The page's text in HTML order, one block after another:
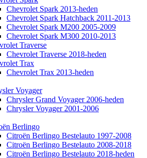
Chevrolet Spark 2013-heden
Chevrolet Spark Hatchback 2011-2013
Chevrolet Spark M200 2005-2009
Chevrolet Spark M300 2010-2013
Traverse
Chevrolet Traverse 2018-heden
Trax
Chevrolet Trax 2013-heden
Voyager
Chrysler Grand Voyager 2006-heden
Chrysler Voyager 2001-2006
Berlingo
Citroën Berlingo Bestelauto 1997-2008
Citroën Berlingo Bestelauto 2008-2018
Citroën Berlingo Bestelauto 2018-heden